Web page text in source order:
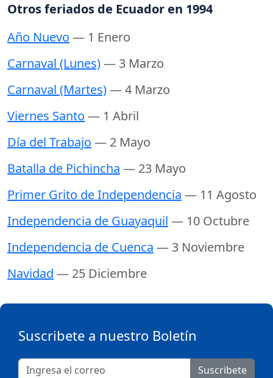
Otros feriados de Ecuador en 1994
Año Nuevo — 1 Enero
Carnaval (Lunes)— 3 Marzo
Carnaval (Martes)— 4 Marzo
Viernes Santo — 1 Abril
Día del Trabajo — 2 Mayo
Batalla de Pichincha — 23 Mayo
Primer Grito de Independencia — 11 Agosto
Independencia de Guayaquil — 10 Octubre
Independencia de Cuenca — 3 Noviembre
Navidad — 25 Diciembre
Suscribete a nuestro Boletín
Suscribete